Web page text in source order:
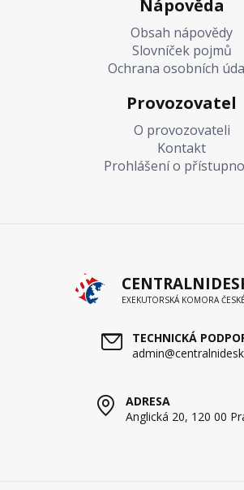
Nápověda
Obsah nápovědy
Slovníček pojmů
Ochrana osobních
Provozovatel
O provozovateli
Kontakt
Prohlášení o
EXEKUTORSKÁ KOMORA
TECHNICKÁ
ADRESA
Anglická 20, 120 00